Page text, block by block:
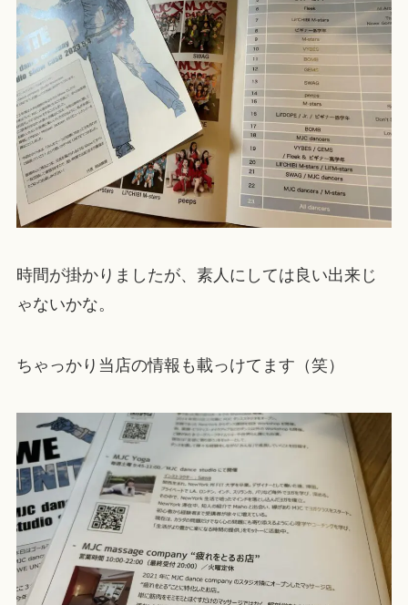
時間が掛かりましたが、素人にしては良い出来じ
ゃないかな。
ちゃっかり当店の情報も載っけてます（笑）